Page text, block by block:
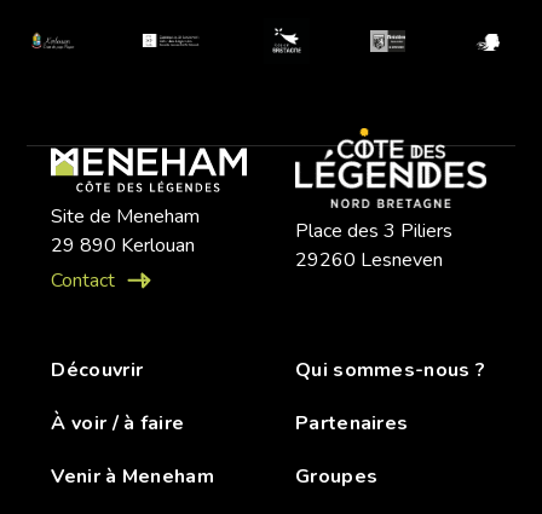
Site de Meneham
29 890 Kerlouan
Contact
Place des 3 Piliers
29260 Lesneven
Découvrir
À voir / à faire
Venir à Meneham
Qui sommes-nous ?
Partenaires
Groupes